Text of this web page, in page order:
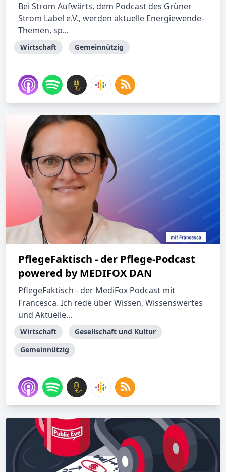
Bei Strom Aufwärts, dem Podcast des Grüner
Strom Label e.V., werden aktuelle Energiewende-
Themen, sp...
Wirtschaft Gemeinnützig
PflegeFaktisch - der Pflege-Podcast
powered by MEDIFOX DAN
PflegeFaktisch - der MediFox Podcast mit
Francesca. Ich rede über Wissen, Wissenswertes
und Aktuelle...
Wirtschaft
Gesellschaft und Kultur
Gemeinnützig